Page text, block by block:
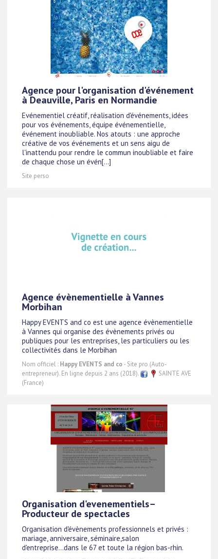
Agence pour l'organisation d'événement
à Deauville, Paris en Normandie
Evénementiel créatif, réalisation d'événements, idées
pour vos événements, équipe événementielle,
événement inoubliable. Nos atouts : une approche
créative de vos événements et un sens aigu de
l'inattendu pour rendre le commun inoubliable et faire
de chaque chose un évén[...]
Site perso
Agence évènementielle à Vannes
Morbihan
Happy EVENTS and co est une agence évènementielle
à Vannes qui organise des évènements privés ou
publiques pour les entreprises, les particuliers ou les
collectivités dans le Morbihan
Nom officiel : Happy EVENTS and co - Site pro (Auto-
entrepreneur). En ligne depuis 2 ans (2018).
SAINTE AVE
(France)
Organisation d'evenementiels–
Producteur de spectacles
Organisation d'évènements professionnels et privés :
mariage, anniversaire, séminaire,salon
d'entreprise...dans le 67 et toute la région bas-rhin.